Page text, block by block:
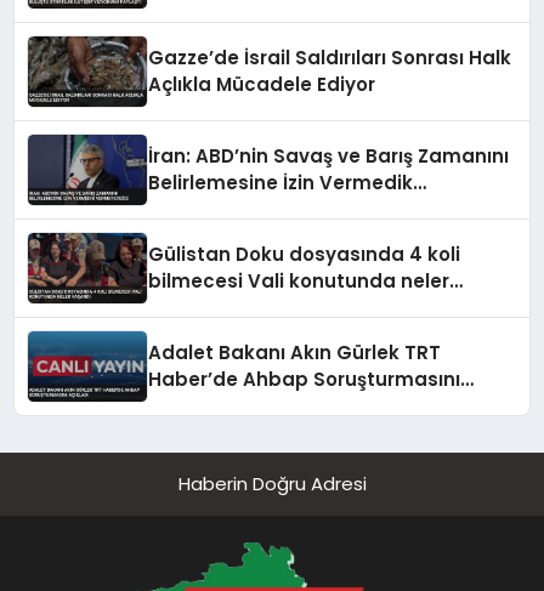
Gazze’de İsrail Saldırıları Sonrası Halk
Açlıkla Mücadele Ediyor
İran: ABD’nin Savaş ve Barış Zamanını
Belirlemesine İzin Vermedik
Gülistan Doku dosyasında 4 koli
bilmecesi Vali konutunda neler
Adalet Bakanı Akın Gürlek TRT
Haber’de Ahbap Soruşturmasını
Haberin Doğru Adresi